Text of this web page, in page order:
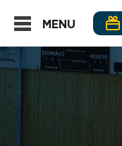
MENU